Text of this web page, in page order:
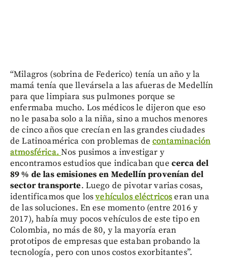
“Milagros (sobrina de Federico) tenía un año y la
mamá tenía que llevársela a las afueras de Medellín
para que limpiara sus pulmones porque se
enfermaba mucho. Los médicos le dijeron que eso
no le pasaba solo a la niña, sino a muchos menores
de cinco años que crecían en las grandes ciudades
de Latinoamérica con problemas decontaminación
atmosférica. Nos pusimos a investigar y
encontramos estudios que indicaban que cerca del
89 % de las emisiones en Medellín provenían del
sector transporte. Luego de pivotar varias cosas,
identificamos que losvehículos eléctricoseran una
de las soluciones. En ese momento (entre 2016 y
2017), había muy pocos vehículos de este tipo en
Colombia, no más de 80, y la mayoría eran
prototipos de empresas que estaban probando la
tecnología, pero con unos costos exorbitantes”.